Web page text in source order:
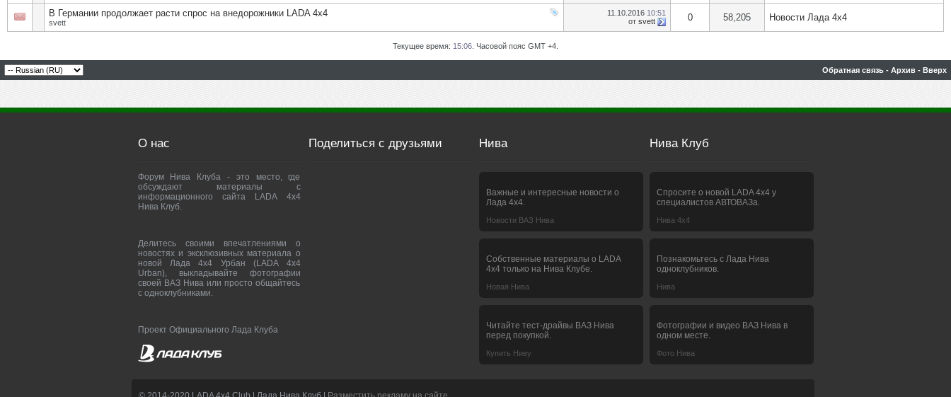
В Германии продолжает расти спрос на внедорожники LADA 4х4
svett
11.10.2016 10:51
от svett 0 58,205 Новости Лада 4х4
Текущее время: 15:06 . Часовой пояс GMT +4.
Обратная связь - Архив - Вверх
О нас
Форум Нива Клуба - это место, где
обсуждают материалы с
информационного сайта LADA 4x4
Нива Клуб.
Делитесь своими впечатлениями о
новостях и эксклюзивных материала о
новой Лада 4х4 Урбан (LADA 4x4
Urban), выкладывайте фотографии
своей ВАЗ Нива или просто общайтесь
с одноклубниками.
Проект Официального Лада Клуба
Поделиться с друзьями Нива
Важные и интересные новости о
Лада 4х4.
Новости ВАЗ Нива
Собственные материалы о LADA
4x4 только на Нива Клубе.
Новая Нива
Читайте тест-драйвы ВАЗ Нива
перед покупкой.
Купить Ниву
Нива Клуб
Спросите о новой LADA 4x4 у
специалистов АВТОВАЗа.
Нива 4х4
Познакомьтесь с Лада Нива
одноклубников.
Нива
Фотографии и видео ВАЗ Нива в
одном месте.
Фото Нива